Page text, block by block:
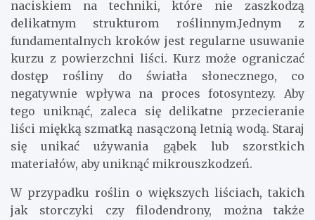
naciskiem na techniki, które nie zaszkodzą
delikatnym strukturom roślinnym.Jednym z
fundamentalnych kroków jest regularne usuwanie
kurzu z powierzchni liści. Kurz może ograniczać
dostęp rośliny do światła słonecznego, co
negatywnie wpływa na proces fotosyntezy. Aby
tego uniknąć, zaleca się delikatne przecieranie
liści miękką szmatką nasączoną letnią wodą. Staraj
się unikać używania gąbek lub szorstkich
materiałów, aby uniknąć mikrouszkodzeń.
W przypadku roślin o większych liściach, takich
jak storczyki czy filodendrony, można także